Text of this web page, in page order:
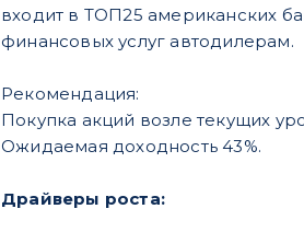
входит в ТОП25 американских
финансовых услуг автодилерам.
Рекомендация:
Покупка акций возле текущих
Ожидаемая доходность 43%.
Драйверы роста: